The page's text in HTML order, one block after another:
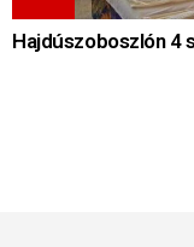
Hajdúszoboszlón 4